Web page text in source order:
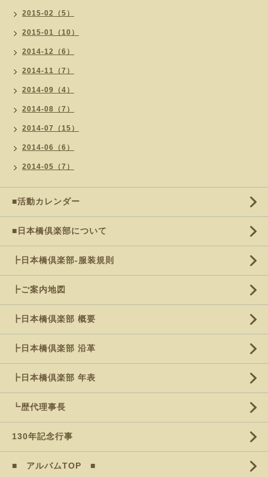
2015-02（5）
2015-01（10）
2014-12（6）
2014-11（7）
2014-09（4）
2014-08（7）
2014-07（15）
2014-06（6）
2014-05（7）
■活動カレンダー
■日本橋倶楽部について
┣日本橋倶楽部-服装規則
┣ご案内地図
┣日本橋倶楽部 概要
┣日本橋倶楽部 沿革
┣日本橋倶楽部 年表
┗歴代理事長
130年記念行事
■ アルバムTOP ■